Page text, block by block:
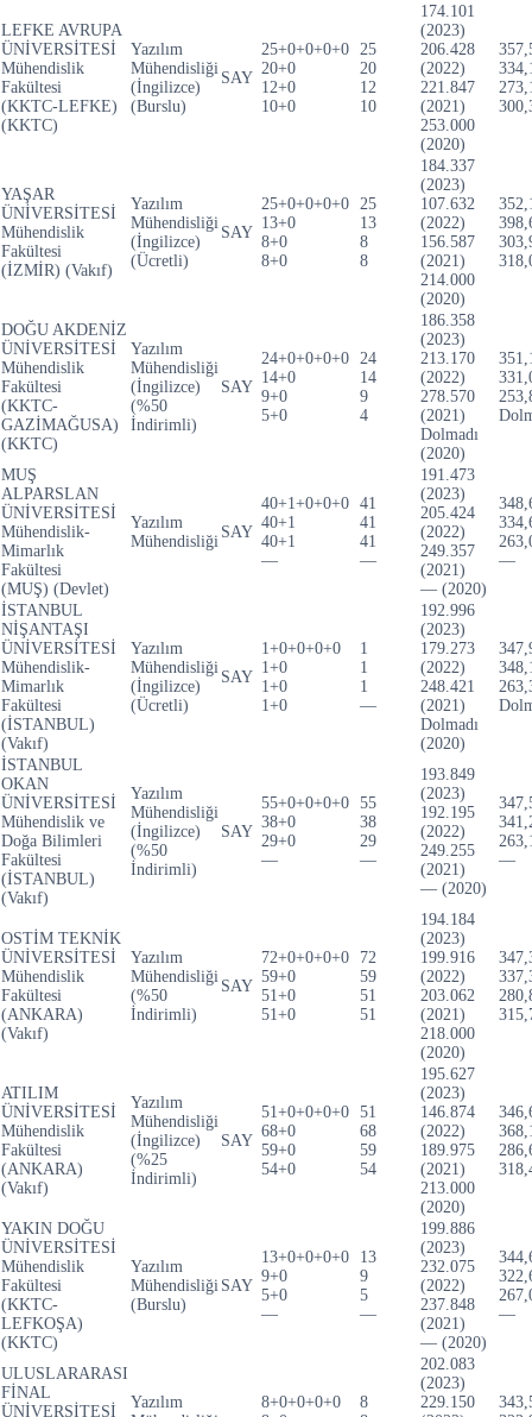
LEFKE AVRUPA
ÜNİVERSİTESİ
Mühendislik
Fakültesi
(KKTC-LEFKE)
(KKTC)
Yazılım
Mühendisliği
(İngilizce)
(Burslu)
SAY
25+0+0+0+0
20+0
12+0
10+0
25
20
12
10
174.101
(2023)
206.428
(2022)
221.847
(2021)
253.000
(2020)
YAŞAR
ÜNİVERSİTESİ
Mühendislik
Fakültesi
(İZMİR) (Vakıf)
Yazılım
Mühendisliği
(İngilizce)
(Ücretli)
SAY
25+0+0+0+0
13+0
8+0
8+0
25
13
8
8
184.337
(2023)
107.632
(2022)
156.587
(2021)
214.000
(2020)
DOĞU AKDENİZ
ÜNİVERSİTESİ
Mühendislik
Fakültesi
(KKTC-
GAZİMAĞUSA)
(KKTC)
Yazılım
Mühendisliği
(İngilizce)
(%50
İndirimli)
SAY
24+0+0+0+0
14+0
9+0
5+0
24
14
9
4
186.358
(2023)
213.170
(2022)
278.570
(2021)
Dolmadı
(2020)
MUŞ
ALPARSLAN
ÜNİVERSİTESİ
Mühendislik-
Mimarlık
Fakültesi
(MUŞ) (Devlet)
Yazılım
Mühendisliği
SAY
40+1+0+0+0
40+1
40+1
—
41
41
41
—
191.473
(2023)
205.424
(2022)
249.357
(2021)
— (2020)
—
İSTANBUL
NİŞANTAŞI
ÜNİVERSİTESİ
Mühendislik-
Mimarlık
Fakültesi
(İSTANBUL)
(Vakıf)
Yazılım
Mühendisliği
(İngilizce)
(Ücretli)
SAY
1+0+0+0+0
1+0
1+0
1+0
1
1
1
—
192.996
(2023)
179.273
(2022)
248.421
(2021)
Dolmadı
(2020)
İSTANBUL
OKAN
ÜNİVERSİTESİ
Mühendislik ve
Doğa Bilimleri
Fakültesi
(İSTANBUL)
(Vakıf)
Yazılım
Mühendisliği
(İngilizce)
(%50
İndirimli)
SAY
55+0+0+0+0
38+0
29+0
—
55
38
29
—
193.849
(2023)
192.195
(2022)
249.255
(2021)
— (2020)
—
OSTİM TEKNİK
ÜNİVERSİTESİ
Mühendislik
Fakültesi
(ANKARA)
(Vakıf)
Yazılım
Mühendisliği
(%50
İndirimli)
SAY
72+0+0+0+0
59+0
51+0
51+0
72
59
51
51
194.184
(2023)
199.916
(2022)
203.062
(2021)
218.000
(2020)
ATILIM
ÜNİVERSİTESİ
Mühendislik
Fakültesi
(ANKARA)
(Vakıf)
Yazılım
Mühendisliği
(İngilizce)
(%25
İndirimli)
SAY
51+0+0+0+0
68+0
59+0
54+0
51
68
59
54
195.627
(2023)
146.874
(2022)
189.975
(2021)
213.000
(2020)
YAKIN DOĞU
ÜNİVERSİTESİ
Mühendislik
Fakültesi
(KKTC-
LEFKOŞA)
(KKTC)
Yazılım
Mühendisliği
(Burslu)
SAY
13+0+0+0+0
9+0
5+0
—
13
9
5
—
199.886
(2023)
232.075
(2022)
237.848
(2021)
— (2020)
—
ULUSLARARASI
FİNAL
ÜNİVERSİTESİ
Yazılım
8+0+0+0+0
8
202.083
(2023)
229.150